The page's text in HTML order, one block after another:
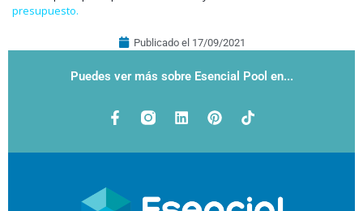
presupuesto.
Publicado el 17/09/2021
Puedes ver más sobre Esencial Pool en...